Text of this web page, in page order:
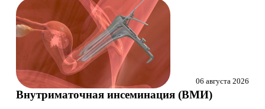
Внутриматочная инсеминация (ВМИ)
06 августа 2026